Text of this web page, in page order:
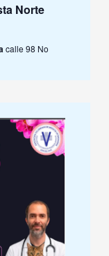
Norte
calle 98 No